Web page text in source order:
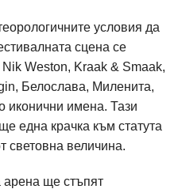
условия да
сцена се
Weston, Kraak & Smaak,
Белослава, Миленита,
иконични имена. Тази
една крачка към статута
световна величина.
ще стъпят